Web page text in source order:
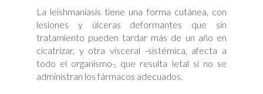
La leishmaniasis tiene una forma cutánea, con
lesiones y úlceras deformantes que sin
tratamiento pueden tardar más de un año en
cicatrizar, y otra visceral -sistémica, afecta a
todo el organismo-, que resulta letal si no se
administran los fármacos adecuados.